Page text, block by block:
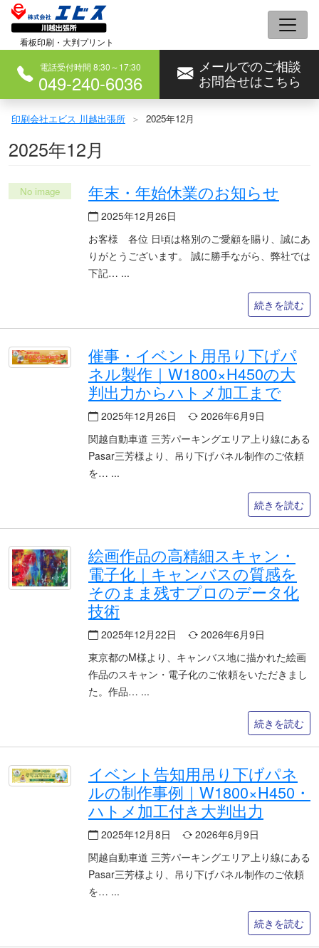
テ
キ
プ
看板印刷・大判プリント
電話受付時間 8:30～17:30
049-240-6036
メールでのご相談
お問合せはこちら
印刷会社エビス 川越出張所 2025年12月
2025年12月
年末・年始休業のお知らせ
2025年12月26日
お客様 各位 日頃は格別のご愛顧を賜り、誠にあ
りがとうございます。 誠に勝手ながら、弊社では
下記…
続きを読む
催事・イベント用吊り下げパ
ネル製作｜W1800×H450の大
判出力からハトメ加工まで
2025年12月26日
2026年6月9日
関越自動車道 三芳パーキングエリア上り線にある
Pasar三芳様より、吊り下げパネル制作のご依頼
を…
続きを読む
絵画作品の高精細スキャン・
電子化｜キャンバスの質感を
そのまま残すプロのデータ化
技術
2025年12月22日
2026年6月9日
東京都のM様より、キャンバス地に描かれた絵画
作品のスキャン・電子化のご依頼をいただきまし
た。作品…
続きを読む
イベント告知用吊り下げパネ
ルの制作事例｜W1800×H450・
ハトメ加工付き大判出力
2025年12月8日
2026年6月9日
関越自動車道 三芳パーキングエリア上り線にある
Pasar三芳様より、吊り下げパネル制作のご依頼
を…
続きを読む